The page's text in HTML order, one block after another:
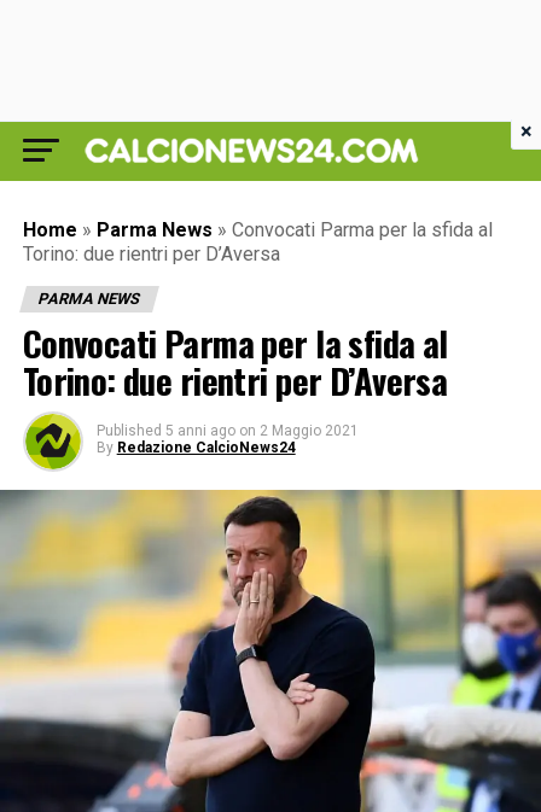
Home » Parma News » Convocati Parma per la sfida al
Torino: due rientri per D’Aversa
PARMA NEWS
Convocati Parma per la sfida al
Torino: due rientri per D’Aversa
Published 5 anni ago on 2 Maggio 2021
By Redazione CalcioNews24
×